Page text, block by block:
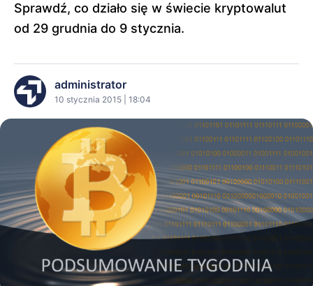
Sprawdź, co działo się w świecie kryptowalut
od 29 grudnia do 9 stycznia.
administrator
10 stycznia 2015 | 18:04